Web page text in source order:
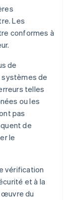
Les
conformes à
de
de
telles
ou les
pas
de
le
vérification
et à la
œuvre du